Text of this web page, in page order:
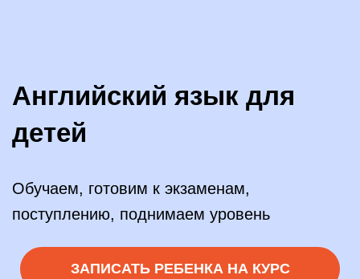
Английский язык для
детей
Обучаем, готовим к экзаменам,
поступлению, поднимаем уровень
ЗАПИСАТЬ РЕБЕНКА НА КУРС